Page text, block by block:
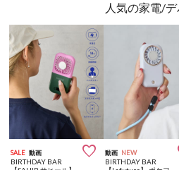
人気の家電/
SALE 動画 
BIRTHDAY BAR
動画 NEW
BIRTHDAY BAR